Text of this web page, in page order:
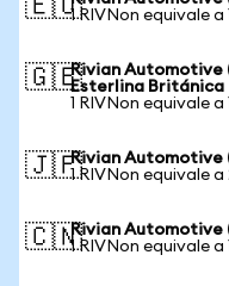
🇪🇺1 RIVNon equivale
🇬🇧Rivian Automotive
Esterlina Británica
1 RIVNon equivale a
🇯🇵Rivian Automotive
1 RIVNon equivale a
🇨🇳Rivian Automotive
1 RIVNon equivale